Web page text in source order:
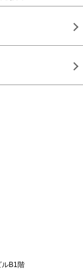
ルB1階